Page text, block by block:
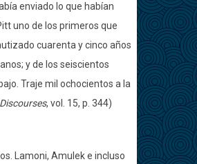
enviado lo que habían
uno de los primeros que
cuarenta y cinco años
y de los seiscientos
Traje mil ochocientos a la
, vol. 15, p. 344)
Lamoni, Amulek e incluso